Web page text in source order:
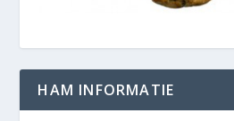
HAM INFORMATIE